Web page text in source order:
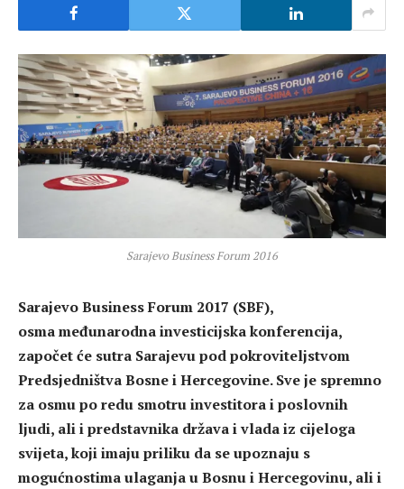
Sarajevo Business Forum 2016
Sarajevo Business Forum 2017 (SBF),
osma međunarodna investicijska konferencija,
započet će sutra Sarajevu pod pokroviteljstvom
Predsjedništva Bosne i Hercegovine. Sve je spremno
za osmu po redu smotru investitora i poslovnih
ljudi, ali i predstavnika država i vlada iz cijeloga
svijeta, koji imaju priliku da se upoznaju s
mogućnostima ulaganja u Bosnu i Hercegovinu, ali i